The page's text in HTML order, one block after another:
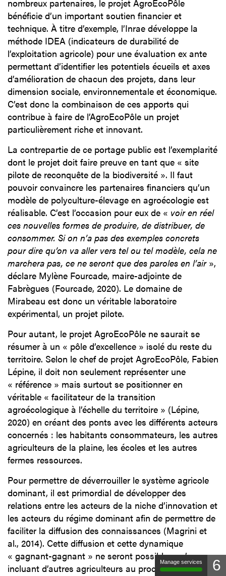
nombreux partenaires, le projet AgroEcoPôle
bénéficie d’un important soutien financier et
technique. À titre d’exemple, l’Inrae développe la
méthode IDEA (indicateurs de durabilité de
l’exploitation agricole) pour une évaluation ex ante
permettant d’identifier les potentiels écueils et axes
d’amélioration de chacun des projets, dans leur
dimension sociale, environnementale et économique.
C’est donc la combinaison de ces apports qui
contribue à faire de l’AgroEcoPôle un projet
particulièrement riche et innovant.
La contrepartie de ce portage public est l’exemplarité
dont le projet doit faire preuve en tant que « site
pilote de reconquête de la biodiversité ». Il faut
pouvoir convaincre les partenaires financiers qu’un
modèle de polyculture-élevage en agroécologie est
réalisable. C’est l’occasion pour eux de « voir en réel
ces nouvelles formes de produire, de distribuer, de
consommer. Si on n’a pas des exemples concrets
pour dire qu’on va aller vers tel ou tel modèle, cela ne
marchera pas, ce ne seront que des paroles en l’air»,
déclare Mylène Fourcade, maire-adjointe de
Fabrègues (Fourcade, 2020). Le domaine de
Mirabeau est donc un véritable laboratoire
expérimental, un projet pilote.
Pour autant, le projet AgroEcoPôle ne saurait se
résumer à un « pôle d’excellence » isolé du reste du
territoire. Selon le chef de projet AgroEcoPôle, Fabien
Lépine, il doit non seulement représenter une
« référence » mais surtout se positionner en
véritable « facilitateur de la transition
agroécologique à l’échelle du territoire » (Lépine,
2020) en créant des ponts avec les différents acteurs
concernés : les habitants consommateurs, les autres
agriculteurs de la plaine, les écoles et les autres
fermes ressources.
Pour permettre de déverrouiller le système agricole
dominant, il est primordial de développer des
relations entre les acteurs de la niche d’innovation et
les acteurs du régime dominant afin de permettre de
faciliter la diffusion des connaissances (Magrini et
al., 2014). Cette diffusion et cette dynamique
« gagnant-gagnant » ne seront possibles qu’en
incluant d’autres agriculteurs au processus de
Manage services 6